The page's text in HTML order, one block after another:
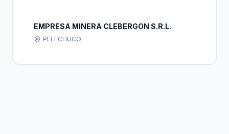
EMPRESA MINERA CLEBERGON S.R.L.
PELECHUCO